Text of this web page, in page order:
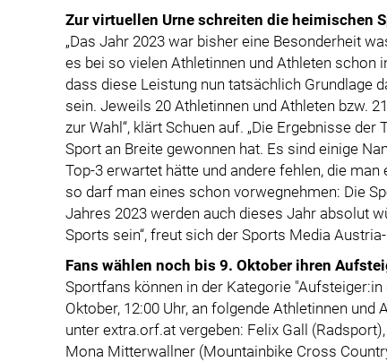
Zur virtuellen Urne schreiten die heimischen
„Das Jahr 2023 war bisher eine Besonderheit
es bei so vielen Athletinnen und Athleten schon
dass diese Leistung nun tatsächlich Grundlage
sein. Jeweils 20 Athletinnen und Athleten bzw.
zur Wahl“, klärt Schuen auf. „Die Ergebnisse
Sport an Breite gewonnen hat. Es sind einige
Top-3 erwartet hätte und andere fehlen, die
so darf man eines schon vorwegnehmen: Die
Jahres 2023 werden auch dieses Jahr absolut
Sports sein“, freut sich der Sports Media
Fans wählen noch bis 9. Oktober ihren
Sportfans können in der Kategorie
Oktober, 12:00 Uhr, an folgende Athletinnen
unter extra.orf.at vergeben: Felix Gall
Mona Mitterwallner (Mountainbike Cross